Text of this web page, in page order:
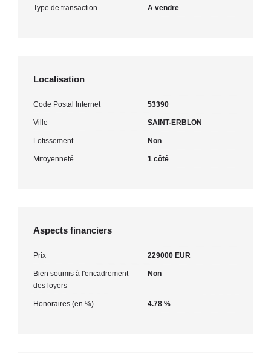
Type de transaction A vendre
Localisation
Code Postal Internet 53390
Ville SAINT-ERBLON
Lotissement Non
Mitoyenneté 1 côté
Aspects financiers
Prix 229000 EUR
Bien soumis à l'encadrement
des loyers
Non
Honoraires (en %) 4.78 %